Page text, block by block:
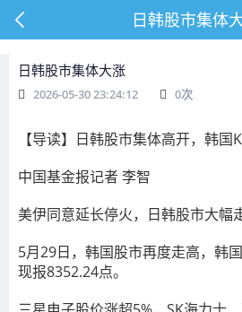
日韩股市集体
日韩股市集体大涨
2026-05-30 23:24:12 0次
【导读】日韩股市集体高开，韩国
中国基金报记者 李智
美伊同意延长停火，日韩股市大幅
5月29日，韩国股市再度走高，韩
现报8352.24点。